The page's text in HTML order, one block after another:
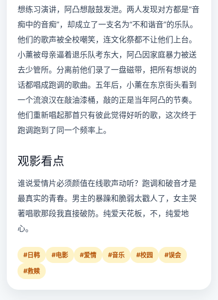
想练习演讲，阿凸想敲鼓发泄。两人发现对方都是“音
痴中的音痴”，却成立了一支名为“不和谐音”的乐队。
他们的歌声被全校嘲笑，连文化祭都不让他们上台。
小薰被母亲逼着退乐队考东大，阿凸因家庭暴力被送
去少管所。分离前他们录了一盘磁带，把所有想说的
话都唱成跑调的歌曲。五年后，小薰在东京街头看到
一个流浪汉在敲油漆桶，敲的正是当年阿凸的节奏。
他们重新唱起那首只有彼此觉得好听的歌，这次终于
跑调跑到了同一个频率上。
观影看点
谁说爱情片必须颜值在线歌声动听？跑调和破音才是
最真实的青春。男主的暴躁和脆弱太戳人了，女主哭
著唱歌那段我直接破防。纯爱天花板，不，纯爱地
心。
#日韩 #电影 #爱情 #音乐 #校园 #误会
#救赎